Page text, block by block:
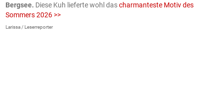
Bergsee. Diese Kuh lieferte wohl dascharmanteste Motiv des
Sommers 2026 >>
Larissa / Leserreporter